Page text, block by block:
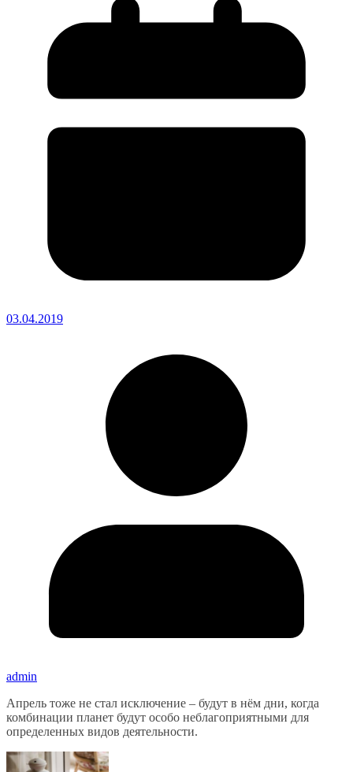
03.04.2019
admin
Апрель тоже не стал исключение – будут в нём дни, когда
комбинации планет будут особо неблагоприятными для
определенных видов деятельности.